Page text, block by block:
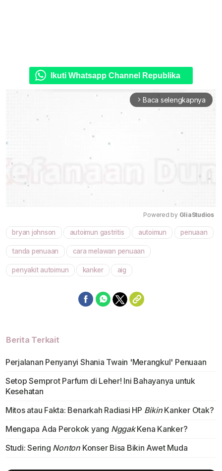
Ikuti Whatsapp Channel Republika
arrow_forward_ios Baca selengkapnya
Mute
Powered by GliaStudios
bryan johnson autoimun gastritis autoimun penuaan
tanda penuaan cara melawan penuaan
penyakit autoimun kanker aig
Berita Terkait
Perjalanan Penyanyi Shania Twain 'Merangkul' Penuaan
Setop Semprot Parfum di Leher! Ini Bahayanya untuk
Kesehatan
Mitos atau Fakta: Benarkah Radiasi HP BikinKanker Otak?
Mengapa Ada Perokok yang NggakKena Kanker?
Studi: Sering Nonton Konser Bisa Bikin Awet Muda